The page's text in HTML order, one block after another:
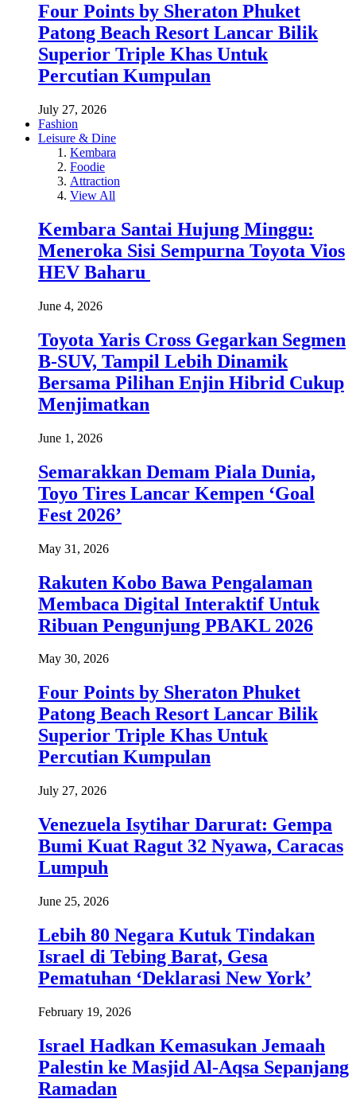
Four Points by Sheraton Phuket
Patong Beach Resort Lancar Bilik
Superior Triple Khas Untuk
Percutian Kumpulan
July 27, 2026
Fashion
Leisure & Dine
Kembara
Foodie
Attraction
View All
Kembara Santai Hujung Minggu:
Meneroka Sisi Sempurna Toyota Vios
HEV Baharu
June 4, 2026
Toyota Yaris Cross Gegarkan Segmen
B-SUV, Tampil Lebih Dinamik
Bersama Pilihan Enjin Hibrid Cukup
Menjimatkan
June 1, 2026
Semarakkan Demam Piala Dunia,
Toyo Tires Lancar Kempen ‘Goal
Fest 2026’
May 31, 2026
Rakuten Kobo Bawa Pengalaman
Membaca Digital Interaktif Untuk
Ribuan Pengunjung PBAKL 2026
May 30, 2026
Four Points by Sheraton Phuket
Patong Beach Resort Lancar Bilik
Superior Triple Khas Untuk
Percutian Kumpulan
July 27, 2026
Venezuela Isytihar Darurat: Gempa
Bumi Kuat Ragut 32 Nyawa, Caracas
Lumpuh
June 25, 2026
Lebih 80 Negara Kutuk Tindakan
Israel di Tebing Barat, Gesa
Pematuhan ‘Deklarasi New York’
February 19, 2026
Israel Hadkan Kemasukan Jemaah
Palestin ke Masjid Al-Aqsa Sepanjang
Ramadan